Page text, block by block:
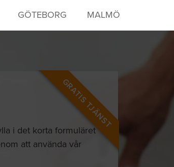
GÖTEBORG MALMÖ
GRATIS TJÄNST
i det korta formuläret
att använda vår